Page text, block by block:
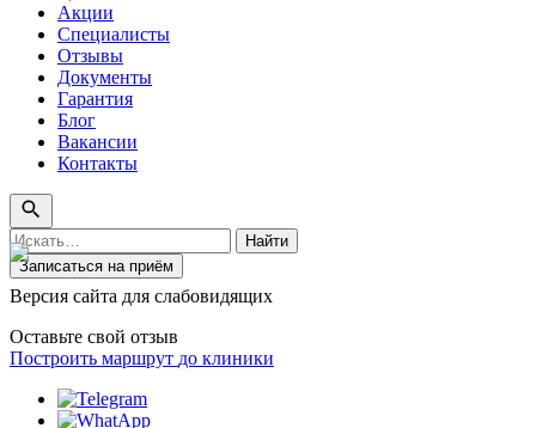
Акции
Специалисты
Отзывы
Документы
Гарантия
Блог
Вакансии
Контакты
Поиск
по
сайту
Найти
Записаться на приём
Версия сайта для слабовидящих
Оставьте свой отзыв
Построить маршрут до клиники